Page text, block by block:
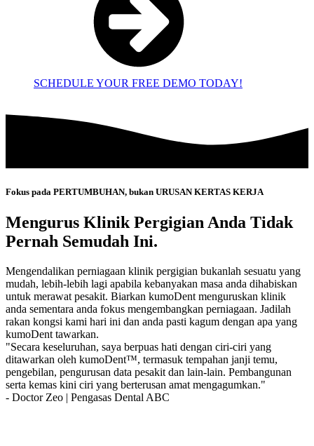
SCHEDULE YOUR FREE DEMO TODAY!
Fokus pada PERTUMBUHAN, bukan URUSAN KERTAS KERJA
Mengurus Klinik Pergigian Anda Tidak
Pernah Semudah Ini.
Mengendalikan perniagaan klinik pergigian bukanlah sesuatu yang
mudah, lebih-lebih lagi apabila kebanyakan masa anda dihabiskan
untuk merawat pesakit. Biarkan kumoDent menguruskan klinik
anda sementara anda fokus mengembangkan perniagaan. Jadilah
rakan kongsi kami hari ini dan anda pasti kagum dengan apa yang
kumoDent tawarkan.
"Secara keseluruhan, saya berpuas hati dengan ciri-ciri yang
ditawarkan oleh kumoDent™, termasuk tempahan janji temu,
pengebilan, pengurusan data pesakit dan lain-lain. Pembangunan
serta kemas kini ciri yang berterusan amat mengagumkan."
- Doctor Zeo | Pengasas Dental ABC